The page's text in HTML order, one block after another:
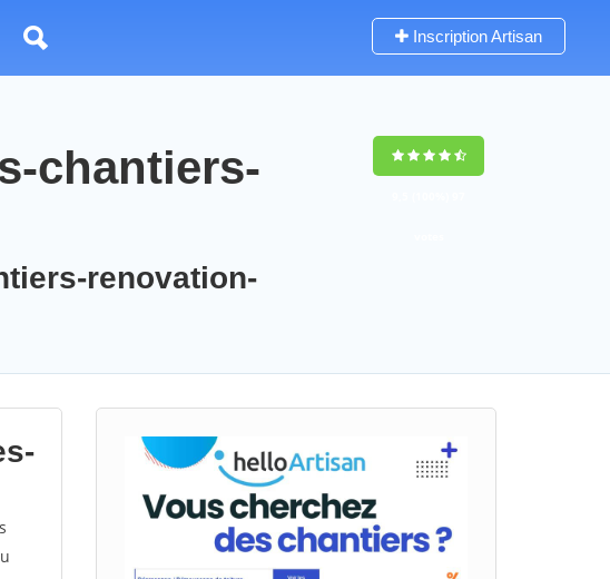
Inscription Artisan
chantiers-
renovation-